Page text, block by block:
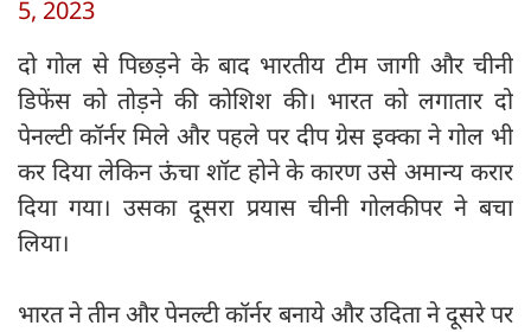
5, 2023
दो गोल से पिछड़ने के बाद भारतीय टीम जागी और चीनी
डिफेंस को तोड़ने की कोशिश की। भारत को लगातार दो
पेनल्टी कॉर्नर मिले और पहले पर दीप ग्रेस इक्का ने गोल भी
कर दिया लेकिन ऊंचा शॉट होने के कारण उसे अमान्य करार
दिया गया। उसका दूसरा प्रयास चीनी गोलकीपर ने बचा
लिया।
भारत ने तीन और पेनल्टी कॉर्नर बनाये और उदिता ने दूसरे पर